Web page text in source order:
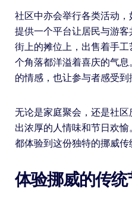
社区中亦会举行各类活动，
提供一个平台让居民与游
街上的摊位上，出售着手
个角落都洋溢着喜庆的气
的情感，也让参与者感受到
无论是家庭聚会，还是社
出浓厚的人情味和节日欢
都体验到这份独特的挪威传
体验挪威的传统